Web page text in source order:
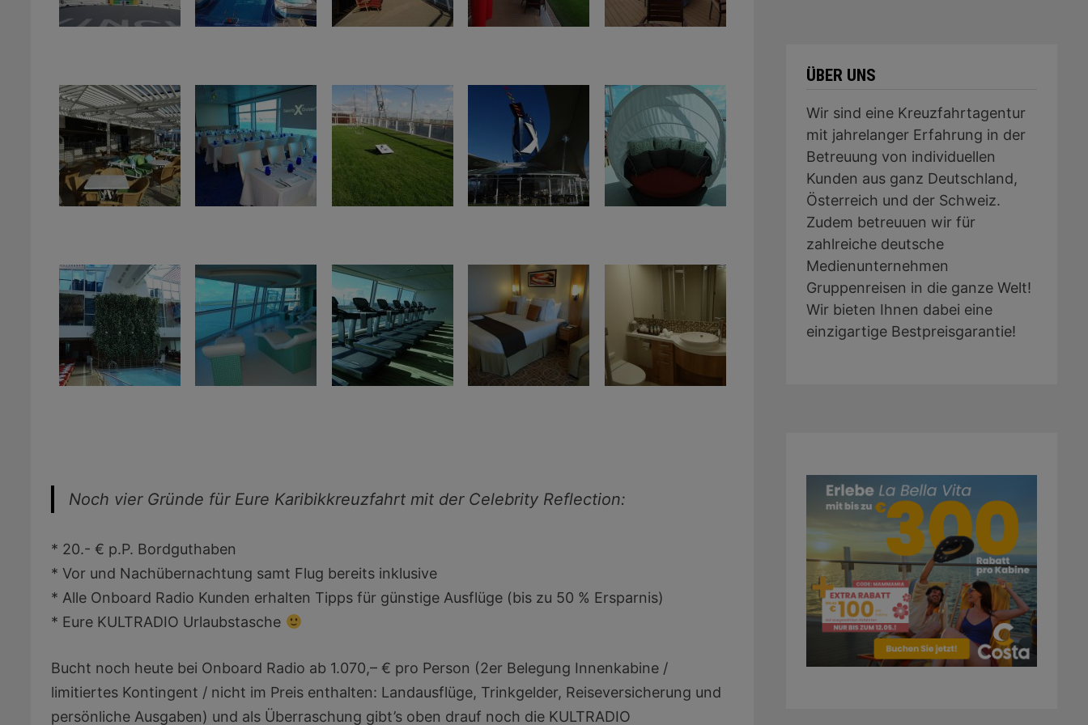
Noch vier Gründe für Eure Karibikkreuzfahrt mit der Celebrity Reflection:
* 20.- € p.P. Bordguthaben
* Vor und Nachübernachtung samt Flug bereits inklusive
* Alle Onboard Radio Kunden erhalten Tipps für günstige Ausflüge (bis zu 50 % Ersparnis)
* Eure KULTRADIO Urlaubstasche
Bucht noch heute bei Onboard Radio ab 1.070,– € pro Person (2er Belegung Innenkabine /
limitiertes Kontingent / nicht im Preis enthalten: Landausflüge, Trinkgelder, Reiseversicherung und
persönliche Ausgaben) und als Überraschung gibt’s oben drauf noch die KULTRADIO
ÜBER UNS
Wir sind eine Kreuzfahrtagentur
mit jahrelanger Erfahrung in der
Betreuung von individuellen
Kunden aus ganz Deutschland,
Österreich und der Schweiz.
Zudem betreuuen wir für
zahlreiche deutsche
Medienunternehmen
Gruppenreisen in die ganze Welt!
Wir bieten Ihnen dabei eine
einzigartige Bestpreisgarantie!